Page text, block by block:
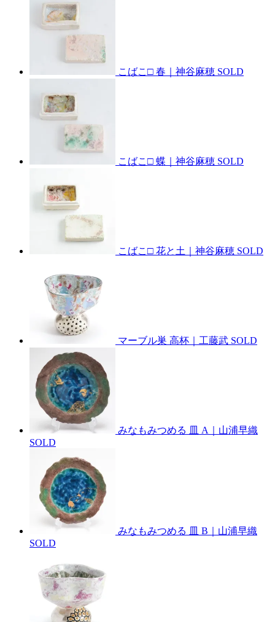
こばこ□ 春｜神谷麻穂 SOLD
こばこ□ 蝶｜神谷麻穂 SOLD
こばこ□ 花と土｜神谷麻穂 SOLD
マーブル巣 高杯｜工藤武 SOLD
みなもみつめる 皿 A｜山浦早織
SOLD
みなもみつめる 皿 B｜山浦早織
SOLD